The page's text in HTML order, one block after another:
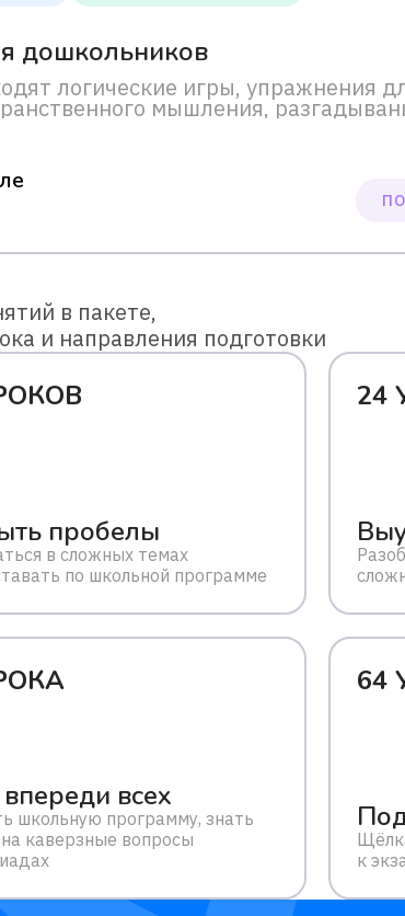
дошкольников
логические игры, упражнения
мышления,
в пакете,
и направления подготовки
пробелы
в сложных темах
по школьной программе
24
всех
школьную программу, знать
каверзные вопросы
64
к